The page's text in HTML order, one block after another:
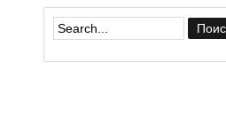
Форма поиска